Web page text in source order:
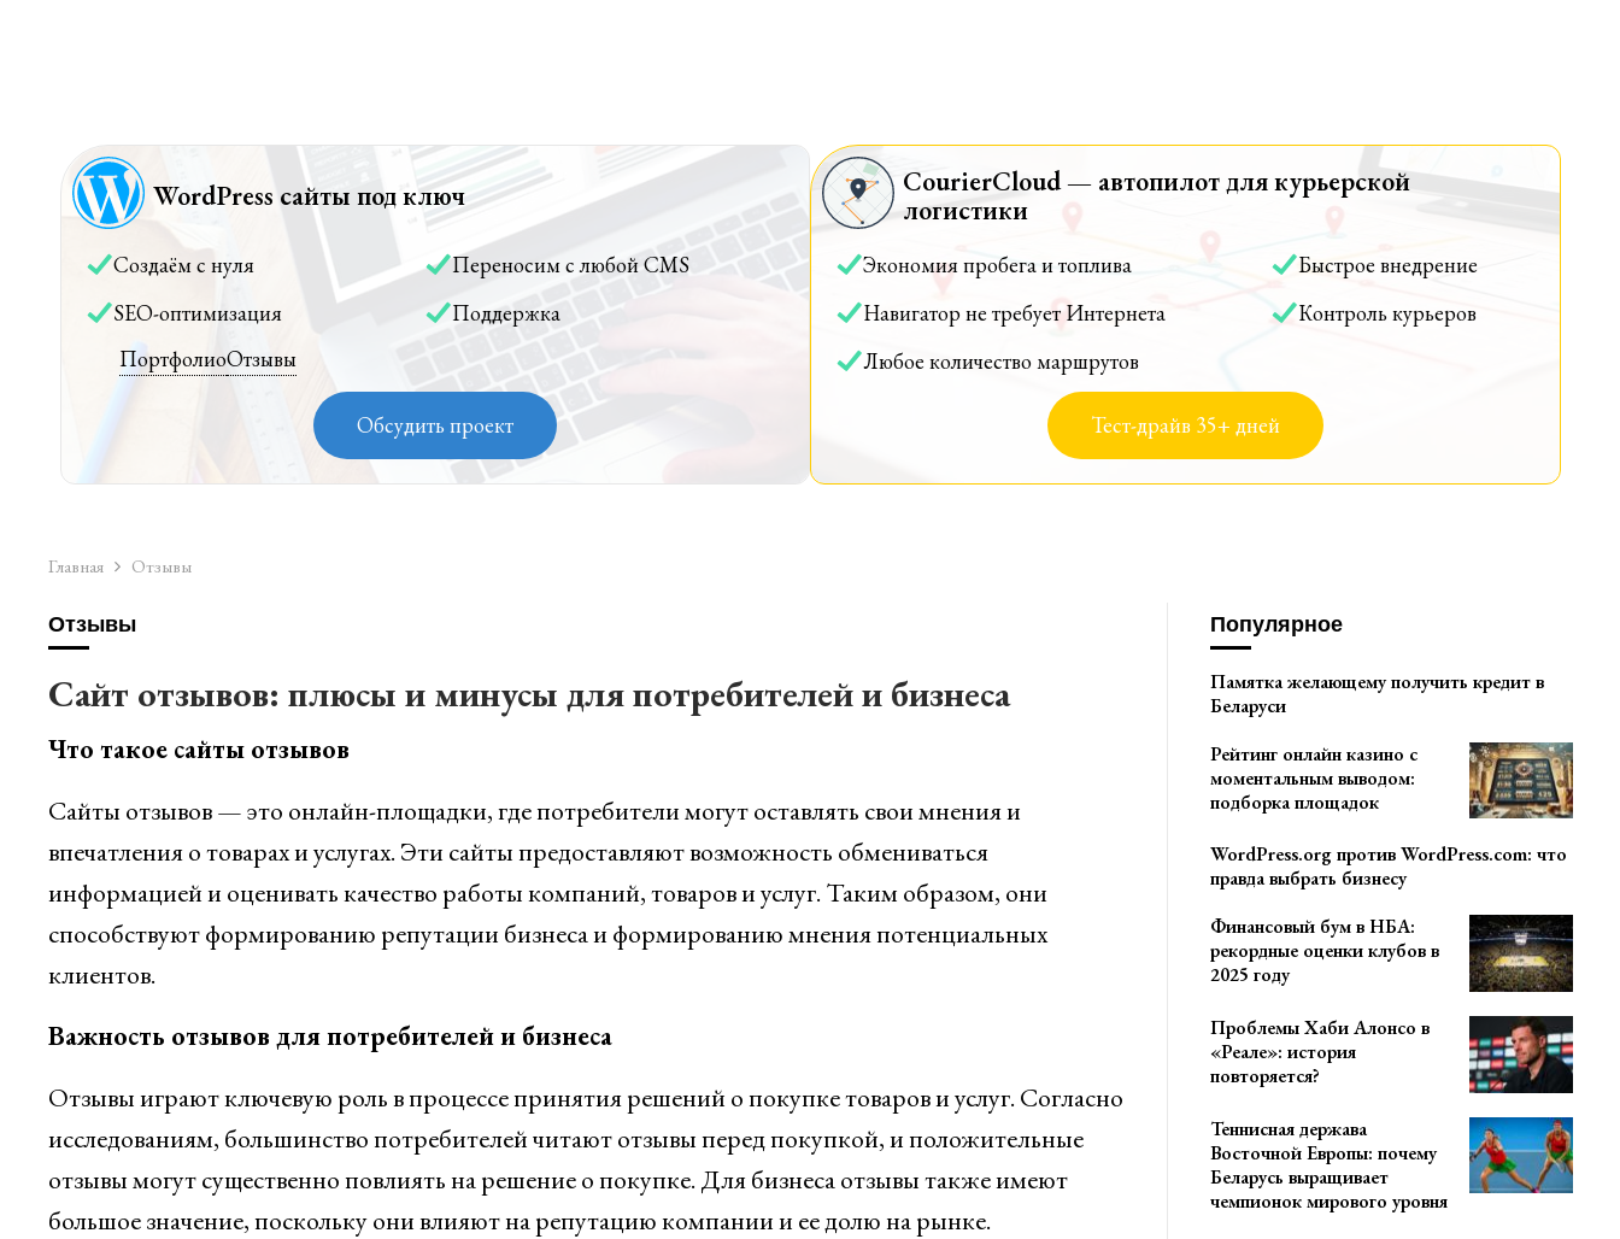
WordPress сайты под ключ
Создаём с нуля
Переносим с любой CMS
SEO-оптимизация
Поддержка
ПортфолиоОтзывы
Обсудить проект
CourierCloud — автопилот для курьерской
логистики
Экономия пробега и топлива
Быстрое внедрение
Навигатор не требует Интернета
Контроль курьеров
Любое количество маршрутов
Тест-драйв 35+ дней
Главная Отзывы
Отзывы
Сайт отзывов: плюсы и минусы для потребителей и бизнеса
Что такое сайты отзывов
Сайты отзывов — это онлайн-площадки, где потребители могут оставлять свои мнения и
впечатления о товарах и услугах. Эти сайты предоставляют возможность обмениваться
информацией и оценивать качество работы компаний, товаров и услуг. Таким образом, они
способствуют формированию репутации бизнеса и формированию мнения потенциальных
клиентов.
Важность отзывов для потребителей и бизнеса
Отзывы играют ключевую роль в процессе принятия решений о покупке товаров и услуг. Согласно
исследованиям, большинство потребителей читают отзывы перед покупкой, и положительные
отзывы могут существенно повлиять на решение о покупке. Для бизнеса отзывы также имеют
большое значение, поскольку они влияют на репутацию компании и ее долю на рынке.
Популярное
Памятка желающему получить кредит в
Беларуси
Рейтинг онлайн казино с
моментальным выводом:
подборка площадок
WordPress.org против WordPress.com: что
правда выбрать бизнесу
Финансовый бум в НБА:
рекордные оценки клубов в
2025 году
Проблемы Хаби Алонсо в
«Реале»: история
повторяется?
Теннисная держава
Восточной Европы: почему
Беларусь выращивает
чемпионок мирового уровня